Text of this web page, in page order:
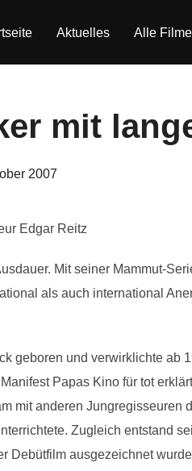
Aktuelles Alle Filme
mit
2007
Edgar Reitz
Mit seiner Mammut-
als auch international
geboren und verwirklichte ab
Papas Kino für tot
mit anderen
Zugleich entstand
Debütfilm ausgezeichnet